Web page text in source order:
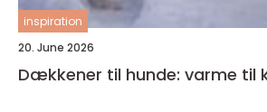
inspiration
20. June 2026
Dækkener til hunde: varme til